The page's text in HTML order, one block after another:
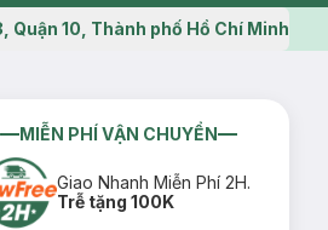
Map icon
Quận 10, Thành phố Hồ Chí Minh
MIỄN PHÍ VẬN CHUYỂN
Giao Nhanh Miễn Phí 2H.
Trễ tặng 100K